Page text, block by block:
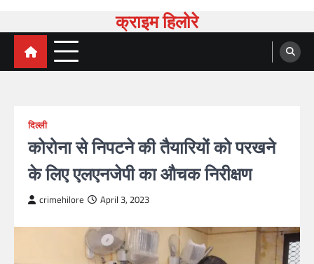
क्राइम हिलोरे
दिल्ली
कोरोना से निपटने की तैयारियों को परखने
के लिए एलएनजेपी का औचक निरीक्षण
crimehilore April 3, 2023